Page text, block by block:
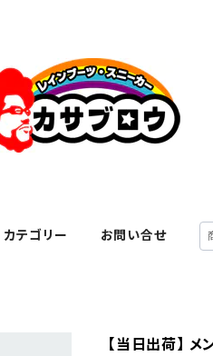
カテゴリー お問い合せ
【当日出荷】